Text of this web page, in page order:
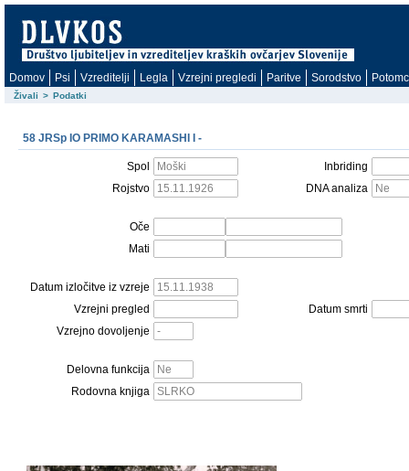
Domov Psi Vzreditelji Legla Vzrejni pregledi Paritve Sorodstvo
Živali > Podatki
58 JRSp IO PRIMO KARAMASHI I -
Spol
Inbriding
Rojstvo
DNA analiza
Oče
Mati
Datum izločitve iz vzreje
Vzrejni pregled
Datum smrti
Vzrejno dovoljenje
Delovna funkcija
Rodovna knjiga